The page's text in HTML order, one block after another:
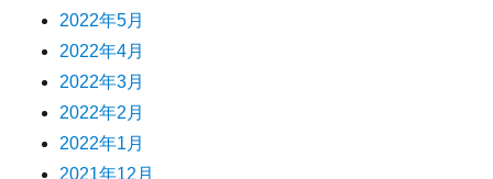
2022年5月
2022年4月
2022年3月
2022年2月
2022年1月
2021年12月